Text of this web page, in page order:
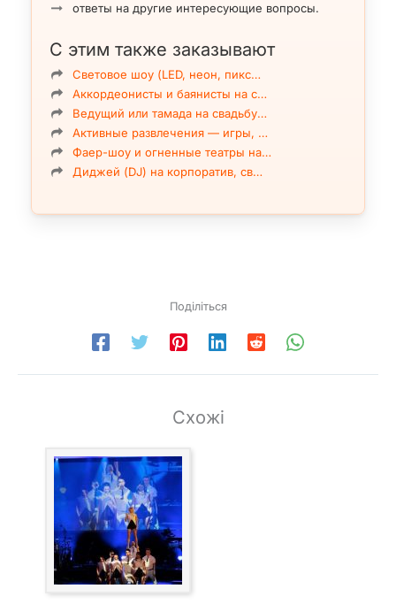
ответы на другие интересующие вопросы.
С этим также заказывают
Световое шоу (LED, неон, пикс…
Аккордеонисты и баянисты на с…
Ведущий или тамада на свадьбу…
Активные развлечения — игры, …
Фаер-шоу и огненные театры на…
Диджей (DJ) на корпоратив, св…
Поділіться
Схожі